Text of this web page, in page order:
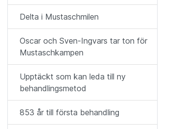
Delta i Mustaschmilen
Oscar och Sven-Ingvars tar ton för
Mustaschkampen
Upptäckt som kan leda till ny
behandlingsmetod
853 år till första behandling